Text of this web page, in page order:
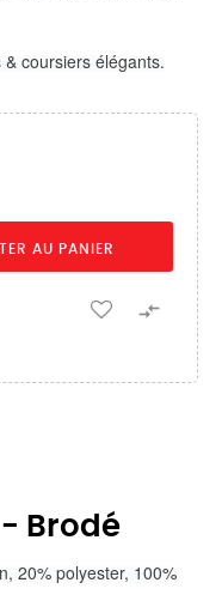
& coursiers élégants.
AU PANIER

Brodé
20% polyester, 100%